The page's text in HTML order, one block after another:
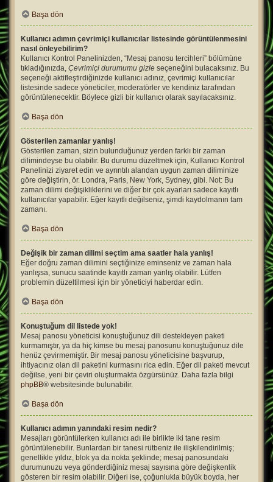
Başa dön
Kullanıcı adımın çevrimiçi kullanıcılar listesinde görüntülenmesini
nasıl önleyebilirim?
Kullanıcı Kontrol Panelinizden, “Mesaj panosu tercihleri” bölümüne
tıkladığınızda, Çevrimiçi durumumu gizle seçeneğini bulacaksınız. Bu
seçeneği aktifleştirdiğinizde kullanıcı adınız, çevrimiçi kullanıcılar
listesinde sadece yöneticiler, moderatörler ve kendiniz tarafından
görüntülenecektir. Böylece gizli bir kullanıcı olarak sayılacaksınız.
Başa dön
Gösterilen zamanlar yanlış!
Gösterilen zaman, sizin bulunduğunuz yerden farklı bir zaman
dilimindeyse bu olabilir. Bu durumu düzeltmek için, Kullanıcı Kontrol
Panelinizi ziyaret edin ve ayrıntılı alandan uygun zaman diliminize
göre değiştirin, ör. Londra, Paris, New York, Sydney, gibi. Not: Bu
zaman dilimi değişikliklerini ve diğer bir çok ayarları sadece kayıtlı
kullanıcılar yapabilir. Eğer kayıtlı değilseniz, şimdi kaydolmanın tam
zamanı.
Başa dön
Değişik bir zaman dilimi seçtim ama saatler hala yanlış!
Eğer doğru zaman dilimini seçtiğinize eminseniz ve zaman hala
yanlışsa, sunucu saatinde kayıtlı zaman yanlış olabilir. Lütfen
problemin düzeltilmesi için bir yöneticiyi haberdar edin.
Başa dön
Konuştuğum dil listede yok!
Mesaj panosu yöneticisi konuştuğunuz dili destekleyen paketi
kurmamıştır, ya da hiç kimse bu mesaj panosunu konuştuğunuz dile
henüz çevirmemiştir. Bir mesaj panosu yöneticisine başvurup,
ihtiyacınız olan dil paketini kurmasını rica edin. Eğer dil paketi mevcut
değilse, yeni bir çeviri oluşturmakta özgürsünüz. Daha fazla bilgi
phpBB® websitesinde bulunabilir.
Başa dön
Kullanıcı adımın yanındaki resim nedir?
Mesajları görüntülerken kullanıcı adı ile birlikte iki tane resim
görüntülenebilir. Bunlardan bir tanesi rütbeniz ile ilişkilendirilmiş;
genellikle yıldız, blok ya da nokta şeklinde; mesaj panosundaki
durumunuzu veya gönderdiğiniz mesaj sayısına göre değişkenlik
gösteren bir resim olabilir. Diğeri ise, çoğunlukla büyük boyda, her